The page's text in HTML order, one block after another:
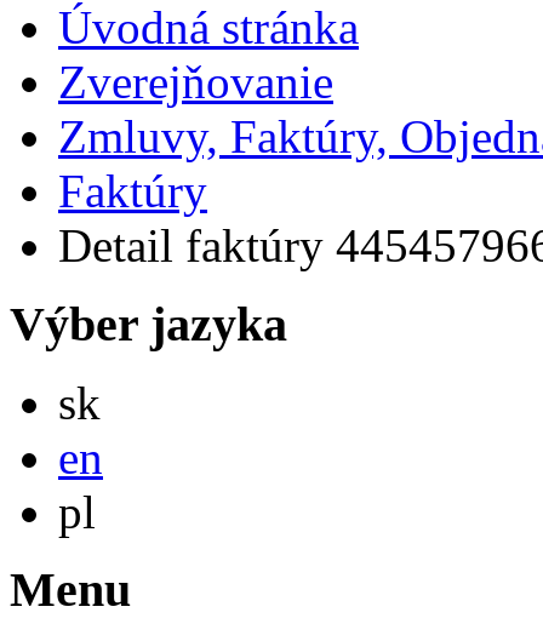
Úvodná stránka
Zverejňovanie
Zmluvy, Faktúry,
Faktúry
Detail faktúry
Výber jazyka
sk
en
pl
Menu